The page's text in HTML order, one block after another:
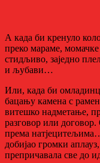
А када би кренуло
преко мараме, момачке
стидљиво, заједно
и љубави…
Или, када би
бацању камена с
витешко надметање,
разговор или
према
добијао громки
препричавала све до